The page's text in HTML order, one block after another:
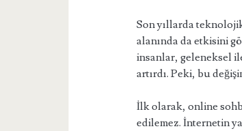
Son yıllarda
alanında da etkisini
insanlar, geleneksel
artırdı. Peki, bu
İlk olarak, online
edilemez. İnternetin